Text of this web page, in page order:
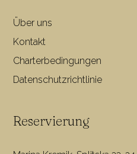
Über uns
Kontakt
Charterbedingungen
Datenschutzrichtlinie
Reservierung